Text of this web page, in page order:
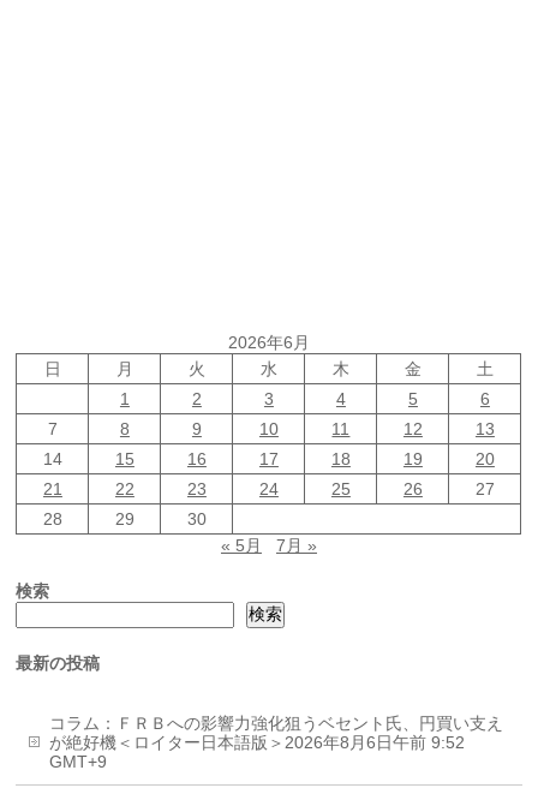
2026年6月
日
月 火 水 木 金
土
1
2 3 4 5
6
7
8 9 10 11 12
13
14
15 16 17 18 19
20
21
22 23 24 25 26
27
28
29
30
« 5月
7月 »
検索
検索
最新の投稿
コラム：ＦＲＢへの影響力強化狙うベセント氏、円買い支え
が絶好機＜ロイター日本語版＞2026年8月6日午前 9:52
GMT+9